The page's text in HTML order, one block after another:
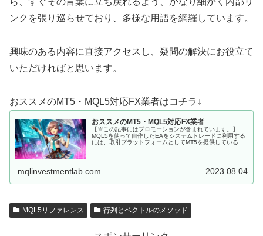
ンクを張り巡らせており、多様な用語を網羅しています。
興味のある内容に直接アクセスし、疑問の解決にお役立て
いただければと思います。
おススメのMT5・MQL5対応FX業者はコチラ↓
おススメのMT5・MQL5対応FX業者
【※この記事にはプロモーションが含まれています。】
MQL5を使って自作したEAをシステムトレードに利用する
には、取引プラットフォームとしてMT5を提供しているFX
mqlinvestmentlab.com 2023.08.04
MQL5リファレンス 行列とベクトルのメソッド